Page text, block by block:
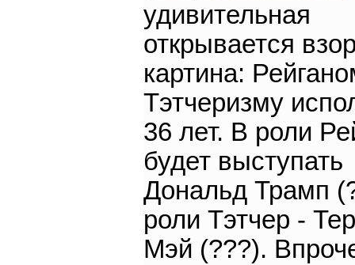
удивительная
открывается
картина:
Тэтчеризму
36 лет. В роли
будет выступать
Дональд Трамп
роли Тэтчер -
Мэй (???).